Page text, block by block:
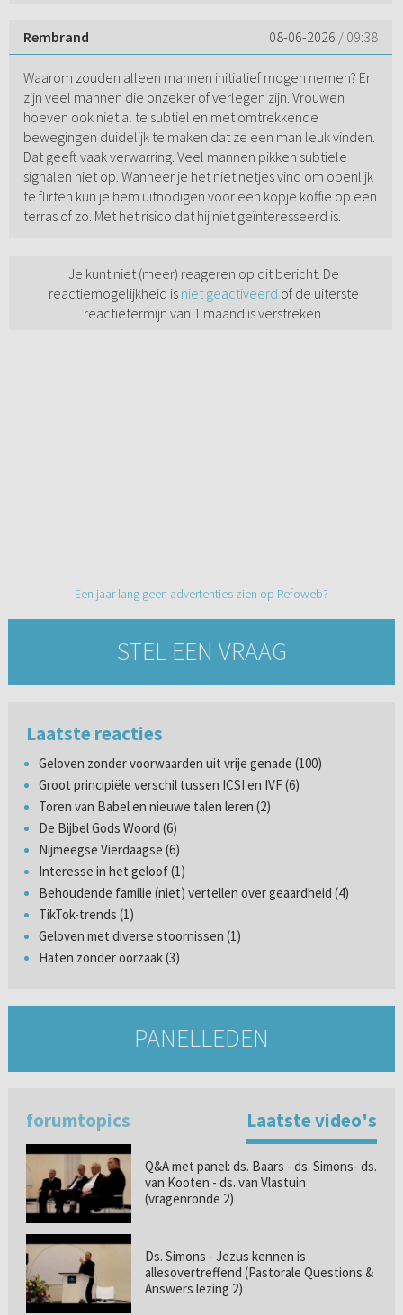
Rembrand 08-06-2026 / 09:38
Waarom zouden alleen mannen initiatief mogen nemen? Er
zijn veel mannen die onzeker of verlegen zijn. Vrouwen
hoeven ook niet al te subtiel en met omtrekkende
bewegingen duidelijk te maken dat ze een man leuk vinden.
Dat geeft vaak verwarring. Veel mannen pikken subtiele
signalen niet op. Wanneer je het niet netjes vind om openlijk
te flirten kun je hem uitnodigen voor een kopje koffie op een
terras of zo. Met het risico dat hij niet geïnteresseerd is.
Je kunt niet (meer) reageren op dit bericht. De
reactiemogelijkheid is niet geactiveerd of de uiterste
reactietermijn van 1 maand is verstreken.
Een jaar lang geen advertenties zien op Refoweb?
STEL EEN VRAAG
Laatste reacties
Geloven zonder voorwaarden uit vrije genade (100)
Groot principiële verschil tussen ICSI en IVF (6)
Toren van Babel en nieuwe talen leren (2)
De Bijbel Gods Woord (6)
Nijmeegse Vierdaagse (6)
Interesse in het geloof (1)
Behoudende familie (niet) vertellen over geaardheid (4)
TikTok-trends (1)
Geloven met diverse stoornissen (1)
Haten zonder oorzaak (3)
PANELLEDEN
forumtopics Laatste video's
Q&A met panel: ds. Baars - ds. Simons- ds.
van Kooten - ds. van Vlastuin
(vragenronde 2)
Ds. Simons - Jezus kennen is
allesovertreffend (Pastorale Questions &
Answers lezing 2)